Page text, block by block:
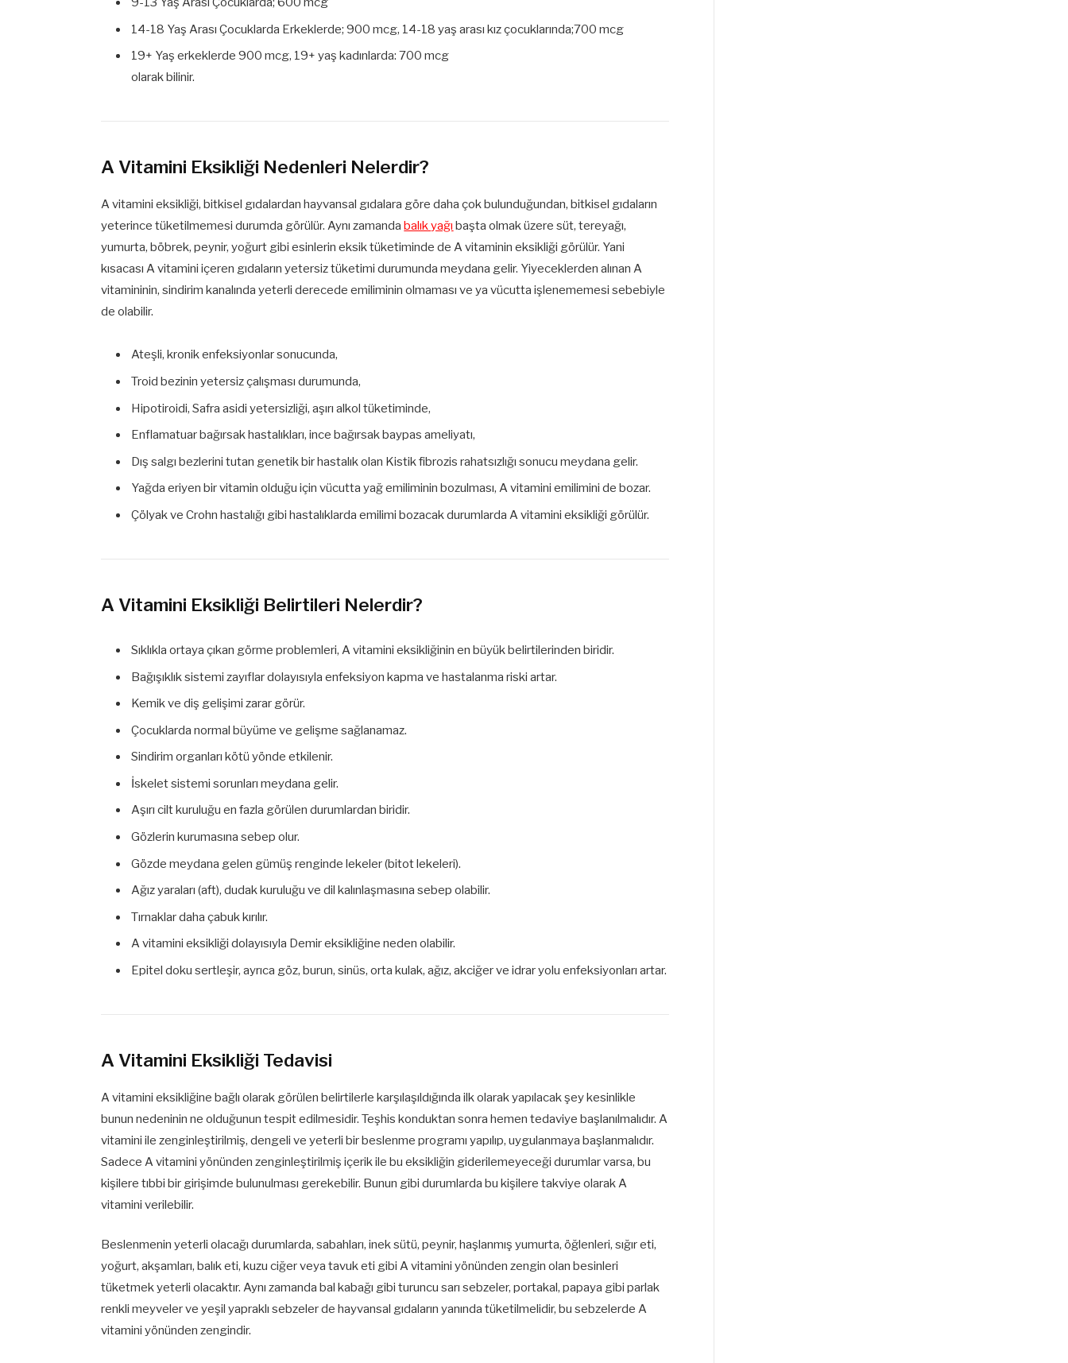
14-18 Yaş Arası Çocuklarda Erkeklerde; 900 mcg, 14-18 yaş arası kız çocuklarında;700 mcg
19+ Yaş erkeklerde 900 mcg, 19+ yaş kadınlarda: 700 mcg
olarak bilinir.
A Vitamini Eksikliği Nedenleri Nelerdir?
A vitamini eksikliği, bitkisel gıdalardan hayvansal gıdalara göre daha çok bulunduğundan, bitkisel gıdaların
yeterince tüketilmemesi durumda görülür. Aynı zamanda balık yağı başta olmak üzere süt, tereyağı,
yumurta, böbrek, peynir, yoğurt gibi esinlerin eksik tüketiminde de A vitaminin eksikliği görülür. Yani
kısacası A vitamini içeren gıdaların yetersiz tüketimi durumunda meydana gelir. Yiyeceklerden alınan A
vitamininin, sindirim kanalında yeterli derecede emiliminin olmaması ve ya vücutta işlenememesi sebebiyle
de olabilir.
Ateşli, kronik enfeksiyonlar sonucunda,
Troid bezinin yetersiz çalışması durumunda,
Hipotiroidi, Safra asidi yetersizliği, aşırı alkol tüketiminde,
Enflamatuar bağırsak hastalıkları, ince bağırsak baypas ameliyatı,
Dış salgı bezlerini tutan genetik bir hastalık olan Kistik fibrozis rahatsızlığı sonucu meydana gelir.
Yağda eriyen bir vitamin olduğu için vücutta yağ emiliminin bozulması, A vitamini emilimini de bozar.
Çölyak ve Crohn hastalığı gibi hastalıklarda emilimi bozacak durumlarda A vitamini eksikliği görülür.
A Vitamini Eksikliği Belirtileri Nelerdir?
Sıklıkla ortaya çıkan görme problemleri, A vitamini eksikliğinin en büyük belirtilerinden biridir.
Bağışıklık sistemi zayıflar dolayısıyla enfeksiyon kapma ve hastalanma riski artar.
Kemik ve diş gelişimi zarar görür.
Çocuklarda normal büyüme ve gelişme sağlanamaz.
Sindirim organları kötü yönde etkilenir.
İskelet sistemi sorunları meydana gelir.
Aşırı cilt kuruluğu en fazla görülen durumlardan biridir.
Gözlerin kurumasına sebep olur.
Gözde meydana gelen gümüş renginde lekeler (bitot lekeleri).
Ağız yaraları (aft), dudak kuruluğu ve dil kalınlaşmasına sebep olabilir.
Tırnaklar daha çabuk kırılır.
A vitamini eksikliği dolayısıyla Demir eksikliğine neden olabilir.
Epitel doku sertleşir, ayrıca göz, burun, sinüs, orta kulak, ağız, akciğer ve idrar yolu enfeksiyonları artar.
A Vitamini Eksikliği Tedavisi
A vitamini eksikliğine bağlı olarak görülen belirtilerle karşılaşıldığında ilk olarak yapılacak şey kesinlikle
bunun nedeninin ne olduğunun tespit edilmesidir. Teşhis konduktan sonra hemen tedaviye başlanılmalıdır. A
vitamini ile zenginleştirilmiş, dengeli ve yeterli bir beslenme programı yapılıp, uygulanmaya başlanmalıdır.
Sadece A vitamini yönünden zenginleştirilmiş içerik ile bu eksikliğin giderilemeyeceği durumlar varsa, bu
kişilere tıbbi bir girişimde bulunulması gerekebilir. Bunun gibi durumlarda bu kişilere takviye olarak A
vitamini verilebilir.
Beslenmenin yeterli olacağı durumlarda, sabahları, inek sütü, peynir, haşlanmış yumurta, öğlenleri, sığır eti,
yoğurt, akşamları, balık eti, kuzu ciğer veya tavuk eti gibi A vitamini yönünden zengin olan besinleri
tüketmek yeterli olacaktır. Aynı zamanda bal kabağı gibi turuncu sarı sebzeler, portakal, papaya gibi parlak
renkli meyveler ve yeşil yapraklı sebzeler de hayvansal gıdaların yanında tüketilmelidir, bu sebzelerde A
vitamini yönünden zengindir.